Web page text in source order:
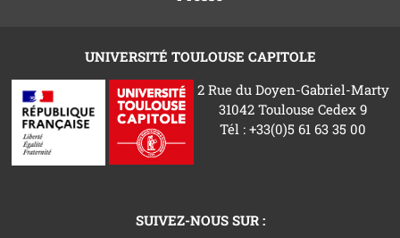
UNIVERSITÉ TOULOUSE CAPITOLE
2 Rue du Doyen-Gabriel-Marty
31042 Toulouse Cedex 9
Tél : +33(0)5 61 63 35 00
SUIVEZ-NOUS SUR :